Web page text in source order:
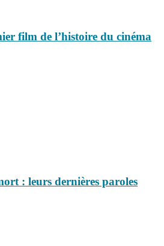
film de l’histoire du cinéma
: leurs dernières paroles